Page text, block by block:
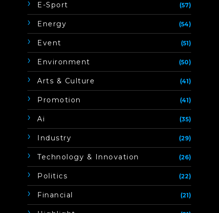
E-Sport (57)
Energy (54)
Event (51)
Environment (50)
Arts & Culture (41)
Promotion (41)
Ai (35)
Industry (29)
Technology & Innovation (26)
Politics (22)
Financial (21)